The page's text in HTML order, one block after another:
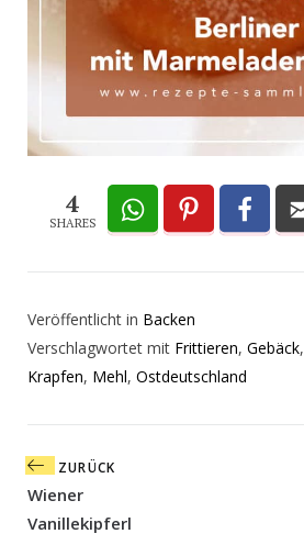
4
SHARES
Veröffentlicht in Backen
Verschlagwortet mit Frittieren, Gebäck,
Krapfen, Mehl, Ostdeutschland
Beitragsnavigation
ZURÜCK
Wiener
Vanillekipferl